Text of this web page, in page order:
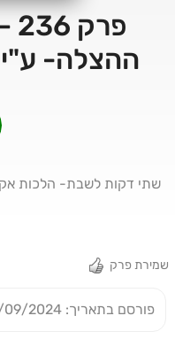
ההצלה- ע"י
שתי דקות לשבת- הלכות
שמירת פרק
פורסם בתאריך: 08/09/2024